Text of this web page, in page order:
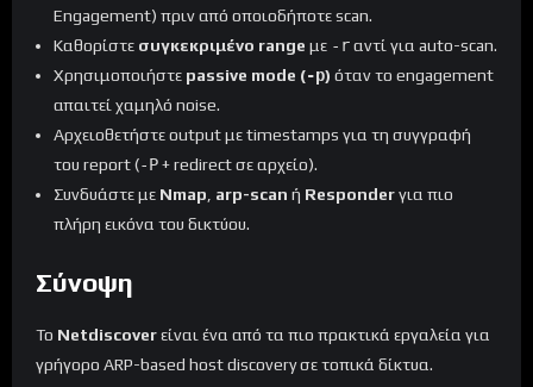
Engagement) πριν από οποιοδήποτε scan.
Καθορίστε συγκεκριμένο range με -rαντί για auto-scan.
Χρησιμοποιήστε passive mode (-p) όταν το engagement
απαιτεί χαμηλό noise.
Αρχειοθετήστε output με timestamps για τη συγγραφή
του report (-P+ redirect σε αρχείο).
Συνδυάστε με Nmap arp-scan ή Responderγια πιο
πλήρη εικόνα του δικτύου.
Σύνοψη
Το Netdiscoverείναι ένα από τα πιο πρακτικά εργαλεία για
γρήγορο ARP-based host discovery σε τοπικά δίκτυα.